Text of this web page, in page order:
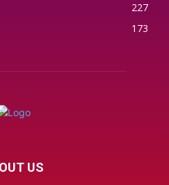
227
173
US